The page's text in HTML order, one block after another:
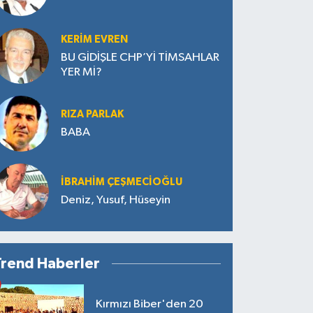
KERIM EVREN
BU GİDİŞLE CHP’Yİ TİMSAHLAR
YER Mİ?
RIZA PARLAK
BABA
İBRAHIM ÇEŞMECİOĞLU
Deniz, Yusuf, Hüseyin
Haberler
Kırmızı Biber'den 20